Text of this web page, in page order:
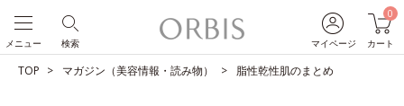
マイページ
0
カート
検索
メニュー
TOP マガジン（美容情報・読み物） 脂性乾性肌のまとめ